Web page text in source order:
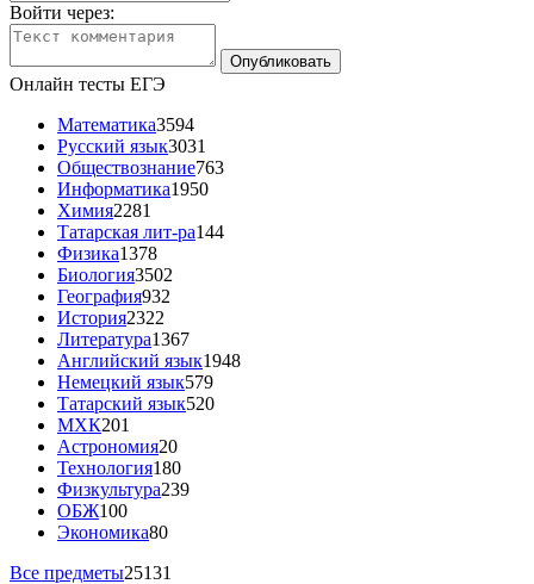
Войти через:
Онлайн тесты ЕГЭ
Математика3594
Русский язык3031
Обществознание763
Информатика1950
Химия2281
Татарская лит-ра144
Физика1378
Биология3502
География932
История2322
Литература1367
Английский язык1948
Немецкий язык579
Татарский язык520
МХК201
Астрономия20
Технология180
Физкультура239
ОБЖ100
Экономика80
Все предметы25131